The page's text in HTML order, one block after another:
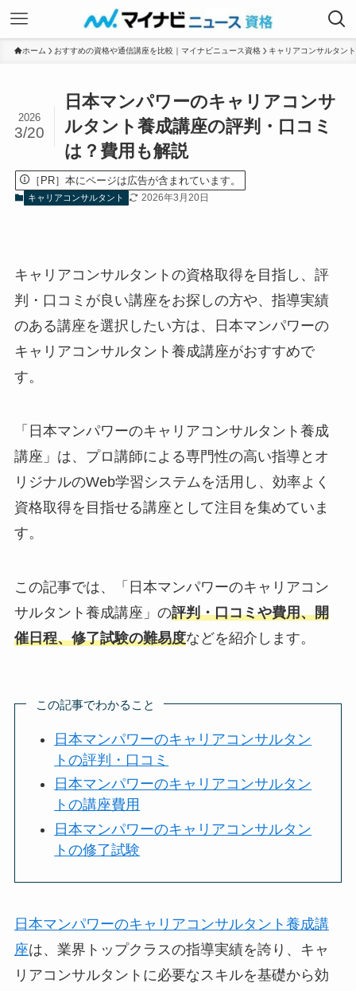
ホーム おすすめの資格や通信講座を比較｜マイナビニュース資格 キャリアコンサルタン
日本マンパワーのキャリアコンサ
ルタント養成講座の評判・口コミ
は？費用も解説
2026
3/20
［PR］本にページは広告が含まれています。
キャリアコンサルタント 2026年3月20日
キャリアコンサルタントの資格取得を目指し、評
判・口コミが良い講座をお探しの方や、指導実績
のある講座を選択したい方は、日本マンパワーの
キャリアコンサルタント養成講座がおすすめで
す。
「日本マンパワーのキャリアコンサルタント養成
講座」は、プロ講師による専門性の高い指導とオ
リジナルのWeb学習システムを活用し、効率よく
資格取得を目指せる講座として注目を集めていま
す。
この記事では、「日本マンパワーのキャリアコン
サルタント養成講座」の評判・口コミや費用、開
催日程、修了試験の難易度などを紹介します。
この記事でわかること
日本マンパワーのキャリアコンサルタン
トの評判・口コミ
日本マンパワーのキャリアコンサルタン
トの講座費用
日本マンパワーのキャリアコンサルタン
トの修了試験
日本マンパワーのキャリアコンサルタント養成講
座は、業界トップクラスの指導実績を誇り、キャ
リアコンサルタントに必要なスキルを基礎から効